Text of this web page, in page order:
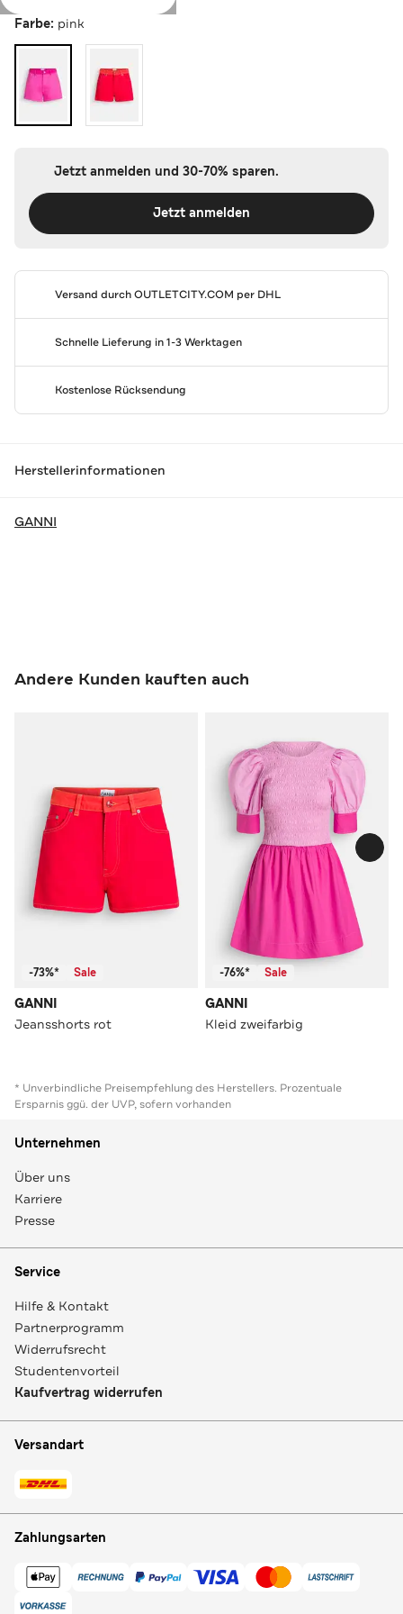
Farbe: pink
Jetzt anmelden und 30-70% sparen.
Jetzt anmelden
Versand durchOUTLETCITY.COM per DHL
Schnelle Lieferung in 1-3 Werktagen
Kostenlose Rücksendung
Herstellerinformationen
GANNI
Andere Kunden kauften auch
-73%* Sale
GANNI
Jeansshorts rot
-76%* Sale
GANNI
Kleid zweifarbig
* Unverbindliche Preisempfehlung des Herstellers. Prozentuale
Ersparnis ggü. der UVP, sofern vorhanden
Unternehmen
Über uns
Karriere
Presse
Service
Hilfe & Kontakt
Partnerprogramm
Widerrufsrecht
Studentenvorteil
Kaufvertrag widerrufen
Versandart
Zahlungsarten